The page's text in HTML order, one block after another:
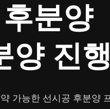
분양
양 진행
가능한 선시공 후분양